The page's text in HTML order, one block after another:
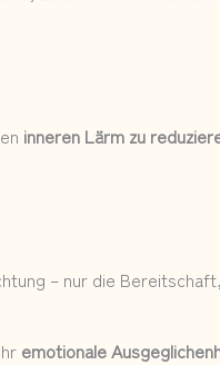
inneren Lärm zu
– nur die
emotionale